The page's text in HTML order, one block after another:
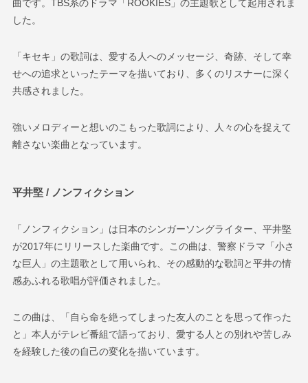
曲です。TBS系のドラマ「ROOKIES」の主題歌として起用されま
した。
「キセキ」の歌詞は、愛する人へのメッセージ、奇跡、そして幸
せへの追求といったテーマを描いており、多くのリスナーに深く
共感されました。
強いメロディーと想いのこもった歌詞により、人々の心を捉えて
離さない楽曲となっています。
平井堅 / ノンフィクション
「ノンフィクション」は日本のシンガーソングライター、平井堅
が2017年にリリースした楽曲です。この曲は、警察 ドラマ 「小さ
な巨人」の主題歌として用いられ、その感動的な歌詞と平井の情
感あふれる歌唱が評価されました。
この曲は、「自ら命を絶ってしまった友人のことを思って作った
と」本人がテレビ番組で語っており、愛する人との別れや苦しみ
を経験した後の自己の変化を描いています。